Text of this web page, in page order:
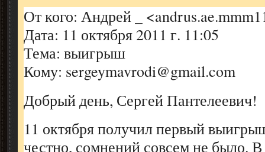
От кого: Андрей _
Дата: 11 октября 2011 г. 11:05
Тема: выигрыш
Кому: sergeymavrodi@gmail.com
Добрый день, Сергей Пантелеевич!
11 октября получил первый
честно, сомнений совсем не было.